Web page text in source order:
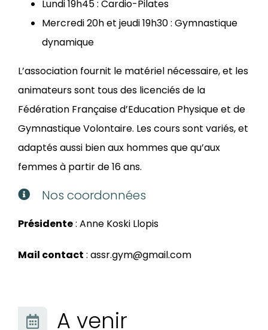
Lundi 19h45 : Cardio-Pilates
Mercredi 20h et jeudi 19h30 : Gymnastique
dynamique
L’association fournit le matériel nécessaire, et les
animateurs sont tous des licenciés de la
Fédération Française d’Education Physique et de
Gymnastique Volontaire. Les cours sont variés, et
adaptés aussi bien aux hommes que qu’aux
femmes à partir de 16 ans.
Nos coordonnées
Présidente: Anne Koski Llopis
Mail contact : assr.gym@gmail.com
A venir